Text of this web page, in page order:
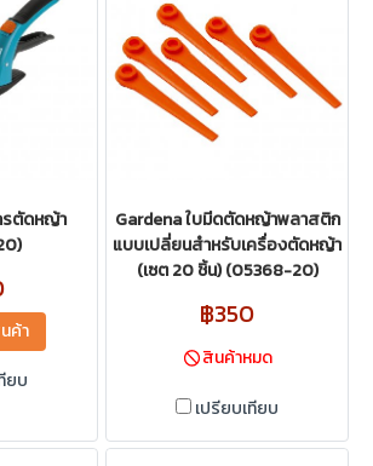
รตัดหญ้า
ค้า
ยบ
Gardena ใบมีดตัดหญ้าพลาสติก
แบบเปลี่ยนสำหรับเครื่องตัดหญ้า
(เซต 20 ชิ้น) (05368-20)
฿350
สินค้าหมด
เปรียบเทียบ